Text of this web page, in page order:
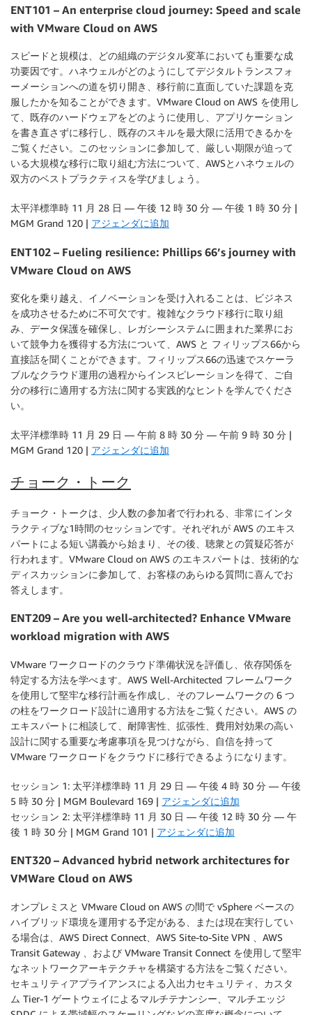
ENT101 – An enterprise cloud journey: Speed and scale
with VMware Cloud on AWS
スピードと規模は、どの組織のデジタル変革においても重要な成
功要因です。ハネウェルがどのようにしてデジタルトランスフォ
ーメーションへの道を切り開き、移行前に直面していた課題を克
服したかを知ることができます。VMware Cloud on AWS を使用し
て、既存のハードウェアをどのように使用し、アプリケーション
を書き直さずに移行し、既存のスキルを最大限に活用できるかを
ご覧ください。このセッションに参加して、厳しい期限が迫って
いる大規模な移行に取り組む方法について、AWSとハネウェルの
双方のベストプラクティスを学びましょう。
太平洋標準時 11 月 28 日 — 午後 12 時 30 分 — 午後 1 時 30 分 |
MGM Grand 120 | アジェンダに追加
ENT102 – Fueling resilience: Phillips 66’s journey with
VMware Cloud on AWS
変化を乗り越え、イノベーションを受け入れることは、ビジネス
を成功させるために不可欠です。複雑なクラウド移行に取り組
み、データ保護を確保し、レガシーシステムに囲まれた業界にお
いて競争力を獲得する方法について、AWS と フィリップス66から
直接話を聞くことができます。フィリップス66の迅速でスケーラ
ブルなクラウド運用の過程からインスピレーションを得て、ご自
分の移行に適用する方法に関する実践的なヒントを学んでくださ
い。
太平洋標準時 11 月 29 日 — 午前 8 時 30 分 — 午前 9 時 30 分 |
MGM Grand 120 | アジェンダに追加
チョーク・トーク
チョーク・トークは、少人数の参加者で行われる、非常にインタ
ラクティブな1時間のセッションです。それぞれが AWS のエキス
パートによる短い講義から始まり、その後、聴衆との質疑応答が
行われます。VMware Cloud on AWS のエキスパートは、技術的な
ディスカッションに参加して、お客様のあらゆる質問に喜んでお
答えします。
ENT209 – Are you well-architected? Enhance VMware
workload migration with AWS
VMware ワークロードのクラウド準備状況を評価し、依存関係を
特定する方法を学べます。AWS Well-Architected フレームワーク
を使用して堅牢な移行計画を作成し、そのフレームワークの 6 つ
の柱をワークロード設計に適用する方法をご覧ください。AWS の
エキスパートに相談して、耐障害性、拡張性、費用対効果の高い
設計に関する重要な考慮事項を見つけながら、自信を持って
VMware ワークロードをクラウドに移行できるようになります。
セッション 1: 太平洋標準時 11 月 29 日 — 午後 4 時 30 分 — 午後
5 時 30 分 | MGM Boulevard 169 | アジェンダに追加
セッション 2: 太平洋標準時 11 月 30 日 — 午後 12 時 30 分 — 午
後 1 時 30 分 | MGM Grand 101 | アジェンダに追加
ENT320 – Advanced hybrid network architectures for
VMWare Cloud on AWS
オンプレミスと VMware Cloud on AWS の間で vSphere ベースの
ハイブリッド環境を運用する予定がある、または現在実行してい
る場合は、AWS Direct Connect、AWS Site-to-Site VPN 、AWS
Transit Gateway 、および VMware Transit Connect を使用して堅牢
なネットワークアーキテクチャを構築する方法をご覧ください。
セキュリティアプライアンスによる入出力セキュリティ、カスタ
ム Tier-1 ゲートウェイによるマルチテナンシー、マルチエッジ